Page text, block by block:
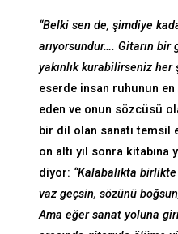
“Belki sen de, şimdiye
arıyorsundur…. Gitarın bir
yakınlık kurabilirseniz her
eserde insan ruhunun en
eden ve onun sözcüsü
bir dil olan sanatı temsil
on altı yıl sonra kitabına
diyor: “Kalabalıkta
vaz geçsin, sözünü
Ama eğer sanat yoluna